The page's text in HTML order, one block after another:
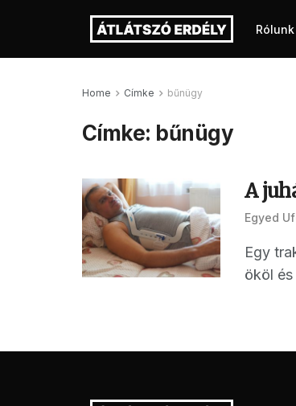
Rólunk
Home Címke bűnügy
Címke: bűnügy
A
Egyed
Egy
ököl és